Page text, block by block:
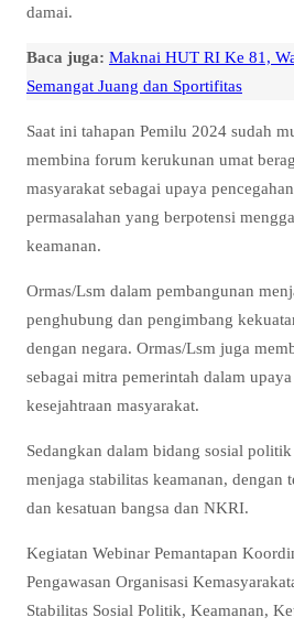
damai.
Baca juga: Maknai HUT RI Ke 81,
Semangat Juang dan Sportifitas
Saat ini tahapan Pemilu 2024 sudah
membina forum kerukunan umat
masyarakat sebagai upaya
permasalahan yang berpotensi
keamanan.
Ormas/Lsm dalam pembangunan
penghubung dan pengimbang
dengan negara. Ormas/Lsm juga
sebagai mitra pemerintah dalam
kesejahtraan masyarakat.
Sedangkan dalam bidang sosial
menjaga stabilitas keamanan, dengan
dan kesatuan bangsa dan NKRI.
Kegiatan Webinar Pemantapan
Pengawasan Organisasi
Stabilitas Sosial Politik, Keamanan,